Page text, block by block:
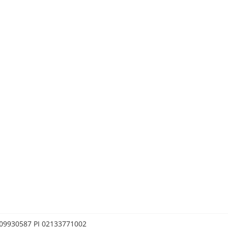
PI 02133771002